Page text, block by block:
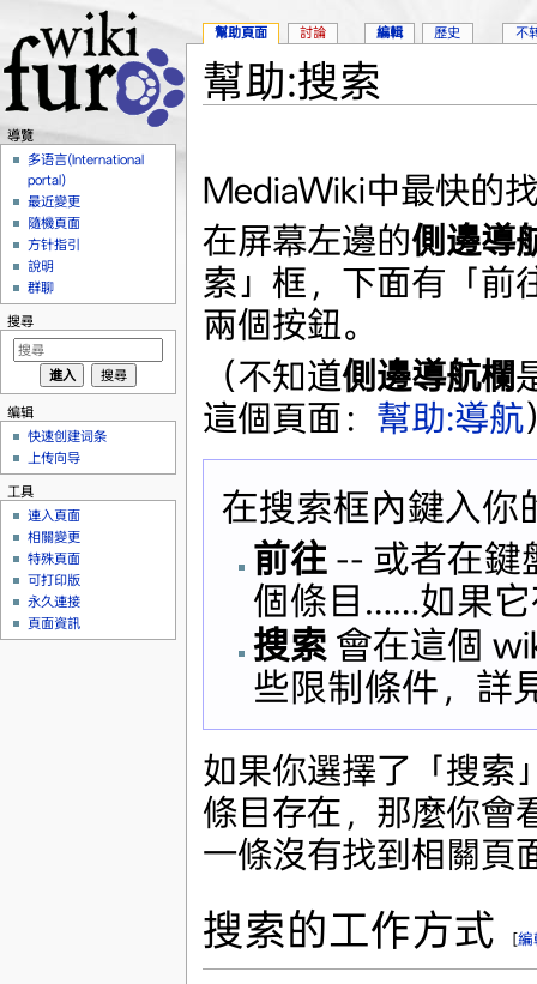
幫助:搜索
MediaWiki中最快的
在屏幕左邊的側邊導
索」框，下面有「前
兩個按鈕。
（不知道側邊導航欄
這個頁面： 幫助:導航
在搜索框內鍵入你
前往-- 或者在鍵
個條目……如果
搜索會在這個
些限制條件，詳
如果你選擇了「搜索
條目存在，那麼你會
一條沒有找到相關頁
搜索的工作方式 [編
幫助頁面 討論 編輯 歷史 不
導覽
多语言(International
portal)
最近變更
隨機頁面
方针指引
說明
群聊
搜尋
编辑
快速创建词条
上传向导
工具
連入頁面
相關變更
特殊頁面
可打印版
永久連接
頁面資訊